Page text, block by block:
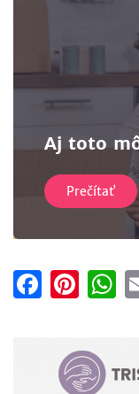
Aj toto
Prečítať